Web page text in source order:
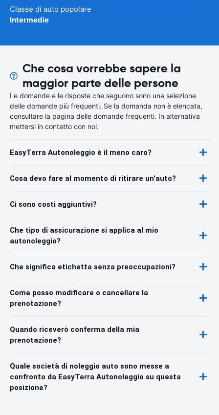
Classe di auto popolare
Intermedie
Che cosa vorrebbe sapere la
maggior parte delle persone
Le domande e le risposte che seguono sono una selezione
delle domande più frequenti. Se la domanda non è elencata,
consultare la pagina delle domande frequenti. In alternativa
mettersi in contatto con noi.
EasyTerra Autonoleggio è il meno caro?
Cosa devo fare al momento di ritirare un'auto?
Ci sono costi aggiuntivi?
Che tipo di assicurazione si applica al mio
autonoleggio?
Che significa etichetta senza preoccupazioni?
Come posso modificare o cancellare la
prenotazione?
Quando riceverò conferma della mia
prenotazione?
Quale società di noleggio auto sono messe a
confronto da EasyTerra Autonoleggio su questa
posizione?